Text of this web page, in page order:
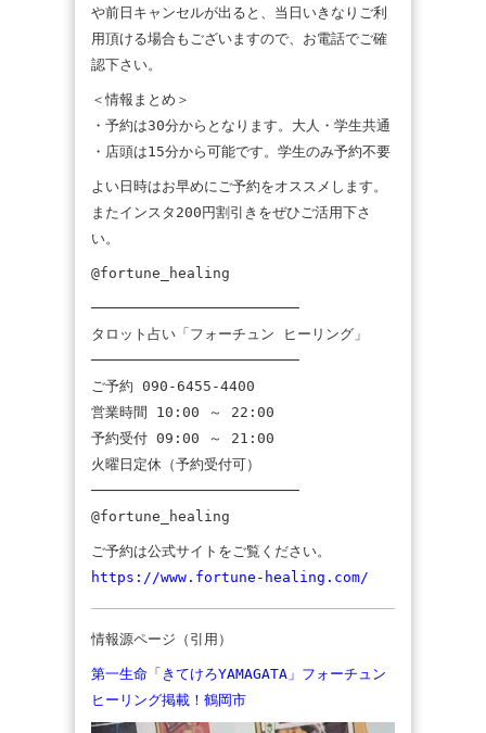
や前日キャンセルが出ると、当日いきなりご利
用頂ける場合もございますので、お電話でご確
認下さい。
＜情報まとめ＞
・予約は30分からとなります。大人・学生共通
・店頭は15分から可能です。学生のみ予約不要
よい日時はお早めにご予約をオススメします。
またインスタ200円割引きをぜひご活用下さ
い。
@fortune_healing
────────────────────────
タロット占い「フォーチュン ヒーリング」
────────────────────────
ご予約 090-6455-4400
営業時間 10:00 ～ 22:00
予約受付 09:00 ～ 21:00
火曜日定休（予約受付可）
────────────────────────
@fortune_healing
ご予約は公式サイトをご覧ください。
https://www.fortune-healing.com/
情報源ページ（引用）
第一生命「きてけろYAMAGATA」フォーチュン
ヒーリング掲載！鶴岡市